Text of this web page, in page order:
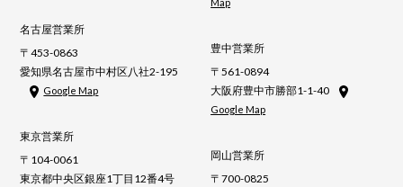
名古屋営業所
〒453-0863
愛知県名古屋市中村区八社2-195
Google Map
東京営業所
〒104-0061
東京都中央区銀座1丁目12番4号
豊中営業所
〒561-0894
大阪府豊中市勝部1-1-40
Google Map
岡山営業所
〒700-0825